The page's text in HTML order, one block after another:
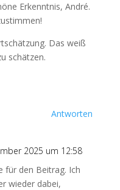
Erkenntnis, André.
Das weiß
schätzen.
Antworten
2025 um 12:58
für den Beitrag. Ich
wieder dabei,